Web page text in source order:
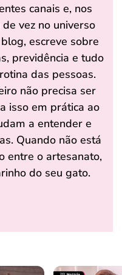
canais e, nos
vez no universo
escreve sobre
previdência e tudo
das pessoas.
não precisa ser
isso em prática ao
a entender e
Quando não está
entre o artesanato,
do seu gato.